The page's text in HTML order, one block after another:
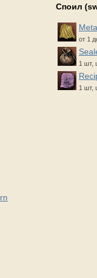
Споил
от 1
1 шт,
1 шт,